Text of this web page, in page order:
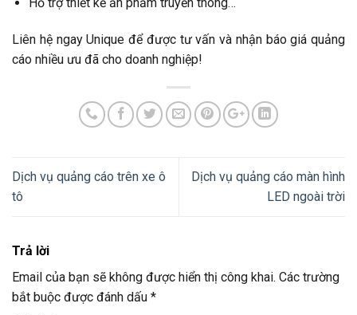
Hỗ trợ thiết kế ấn phẩm truyền thông…
Liên hệ ngay Unique để được tư vấn và nhận báo giá quảng
cáo nhiều ưu đã cho doanh nghiệp!
Dịch vụ quảng cáo trên xe ô
tô
Dịch vụ quảng cáo màn hình
LED ngoài trời
Trả lời
Email của bạn sẽ không được hiển thị công khai. Các trường
bắt buộc được đánh dấu *